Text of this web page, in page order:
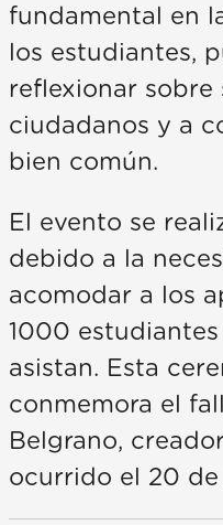
fundamental en
los estudiantes,
reflexionar sobre
ciudadanos y a
bien común.
El evento se
debido a la
acomodar a los
1000 estudiantes
asistan. Esta
conmemora el
Belgrano,
ocurrido el 20 de